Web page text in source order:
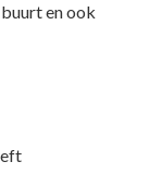
en ook